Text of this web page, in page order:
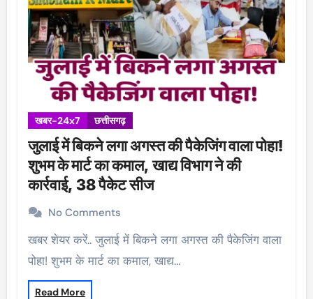
खबर-24x7 छत्तीसगढ़
जुलाई में बिकने लगा अगस्त की पैकेजिंग वाला पोहा!
शुभम के मार्ट का कमाल, खाद्य विभाग ने की
कार्रवाई, 38 पैकेट सीज
No Comments
खबर शेयर करें.. जुलाई में बिकने लगा अगस्त की पैकेजिंग वाला
पोहा! शुभम के मार्ट का कमाल, खाद्य…
Read More